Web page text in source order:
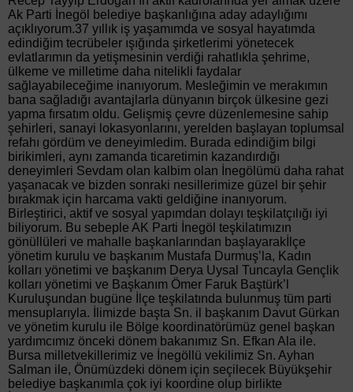
Ak Parti İnegöl belediye başkanlığına aday adaylığımı
açıklıyorum.37 yıllık iş yaşamımda ve sosyal hayatımda
edindiğim tecrübeler ışığında şirketlerimi yönetecek
evlatlarımın da yetişmesinin verdiği rahatlıkla şehrime,
ülkeme ve milletime daha nitelikli faydalar
sağlayabileceğime inanıyorum. Mesleğimin ve merakımın
bana sağladığı avantajlarla dünyanın birçok ülkesine gezi
yapma fırsatım oldu. Gelişmiş çevre düzenlemesine sahip
şehirleri, sanayi lokasyonlarını, yerelden başlayan toplumsal
refahı gördüm ve deneyimledim. Burada edindiğim bilgi
birikimleri, aynı zamanda ticaretimin kazandırdığı
deneyimleri Sevdam olan kalbim olan İnegölümü daha rahat
yaşanacak ve bizden sonraki nesillerimize güzel bir şehir
bırakmak için harcama vakti geldiğine inanıyorum.
Birleştirici, aktif ve sosyal yapımdan dolayı teşkilatçılığı iyi
biliyorum. Bu sebeple AK Parti İnegöl teşkilatımızın
gönüllüleri ve mahalle başkanlarından başlayarakİlçe
yönetim kurulu ve başkanım Mustafa Durmuş’la, Kadın
kolları yönetimi ve başkanım Derya Uysal Tuncayla Gençlik
kolları yönetimi ve Başkanım Ömer Faruk Baştürk’l
Kuruluşundan bugüne İlçe teşkilatında bulunmuş tüm parti
mensuplarıyla. İlimizde başta Sn. il başkanım Davut Gürkan
ve yönetim kurulu ile Bölge koordinatörümüz genel başkan
yardımcımız önceki dönem bakanımız Sn. Efkan Ala ile.
Bursa milletvekillerimiz ve İnegöllü vekilimiz Sn. Ayhan
Salman ile, Önümüzdeki dönem için seçilecek Büyükşehir
belediye başkanımla çok iyi koordine olup birlikte